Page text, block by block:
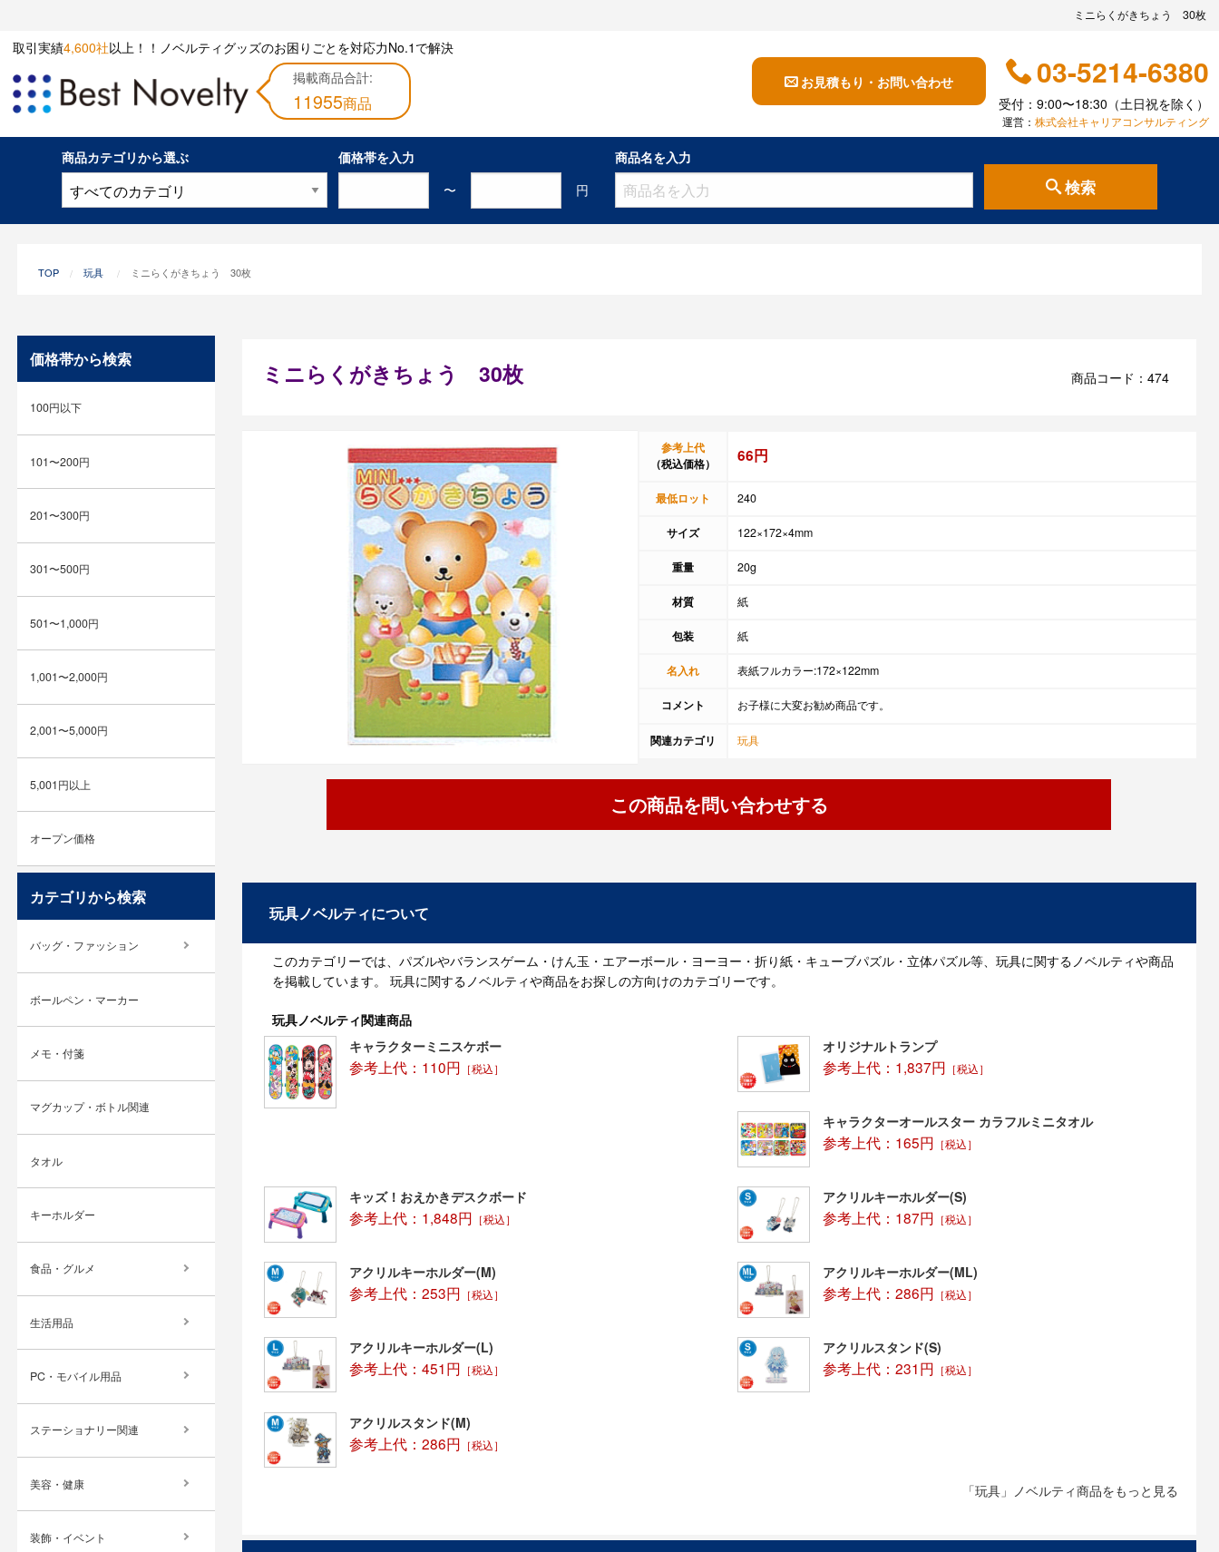
ミニらくがきちょう 30枚
取引実績4,600社以上！！ノベルティグッズのお困りごとを対応力No.1で解決
掲載商品合計:
11955商品
お見積もり・お問い合わせ 03-5214-6380
受付：9:00〜18:30（土日祝を除く）
運営：株式会社キャリアコンサルティング
商品カテゴリから選ぶ
価格帯を入力
〜
円
商品名を入力
検索
TOP 玩具 ミニらくがきちょう 30枚
ミニらくがきちょう 30枚 商品コード：474
参考上代
（税込価格）
66円
最低ロット 240
サイズ 122×172×4mm
重量 20g
材質 紙
包装 紙
名入れ 表紙フルカラー:172×122mm
コメント お子様に大変お勧め商品です。
関連カテゴリ 玩具
この商品を問い合わせする
玩具ノベルティについて
このカテゴリーでは、パズルやバランスゲーム・けん玉・エアーボール・ヨーヨー・折り紙・キューブパズル・立体パズル等、玩具に関するノベルティや商品
を掲載しています。 玩具に関するノベルティや商品をお探しの方向けのカテゴリーです。
玩具ノベルティ関連商品
キャラクターミニスケボー
参考上代：110円 ［税込］
オリジナルトランプ
参考上代：1,837円 ［税込］
キャラクターオールスター カラフルミニタオル
参考上代：165円 ［税込］
キッズ！おえかきデスクボード
参考上代：1,848円 ［税込］
アクリルキーホルダー(S)
参考上代：187円 ［税込］
アクリルキーホルダー(M)
参考上代：253円 ［税込］
アクリルキーホルダー(ML)
参考上代：286円 ［税込］
アクリルキーホルダー(L)
参考上代：451円 ［税込］
アクリルスタンド(S)
参考上代：231円 ［税込］
アクリルスタンド(M)
参考上代：286円 ［税込］
「玩具」ノベルティ商品をもっと見る
価格帯から検索
100円以下
101〜200円
201〜300円
301〜500円
501〜1,000円
1,001〜2,000円
2,001〜5,000円
5,001円以上
オープン価格
カテゴリから検索
バッグ・ファッション
ボールペン・マーカー
メモ・付箋
マグカップ・ボトル関連
タオル
キーホルダー
食品・グルメ
生活用品
PC・モバイル用品
ステーショナリー関連
美容・健康
装飾・イベント